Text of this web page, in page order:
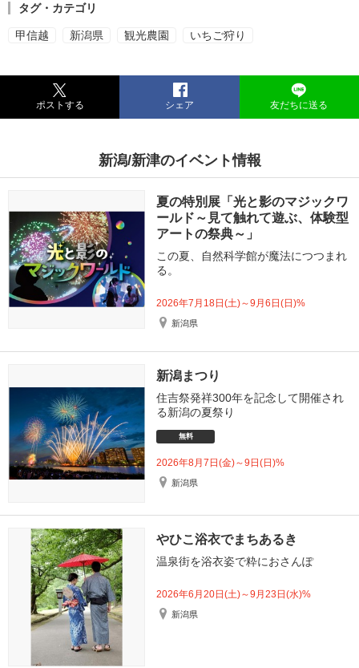
タグ・カテゴリ
甲信越 新潟県 観光農園 いちご狩り
ポストする シェア 友だちに送る
新潟/新津のイベント情報
夏の特別展「光と影のマジックワ
ールド～見て触れて遊ぶ、体験型
アートの祭典～」
この夏、自然科学館が魔法につつまれ
る。
2026年7月18日(土)～9月6日(日)%
新潟県
新潟まつり
住吉祭発祥300年を記念して開催され
る新潟の夏祭り
無料
2026年8月7日(金)～9日(日)%
新潟県
やひこ浴衣でまちあるき
温泉街を浴衣姿で粋におさんぽ
2026年6月20日(土)～9月23日(水)%
新潟県